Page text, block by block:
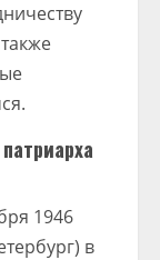
1946
в